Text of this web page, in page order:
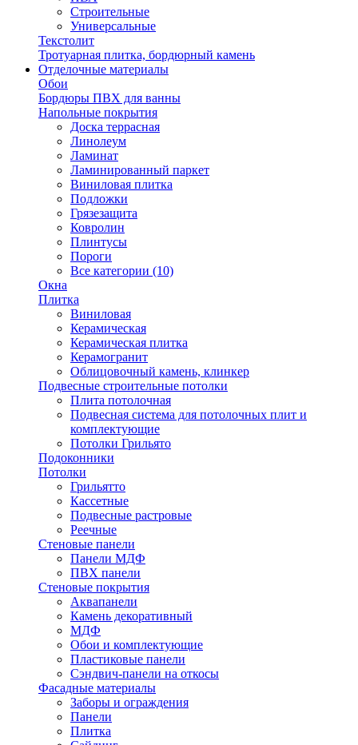
Строительные
Универсальные
Текстолит
Тротуарная плитка, бордюрный камень
Отделочные материалы
Обои
Бордюры ПВХ для ванны
Напольные покрытия
Доска террасная
Линолеум
Ламинат
Ламинированный паркет
Виниловая плитка
Подложки
Грязезащита
Ковролин
Плинтусы
Пороги
Все категории (10)
Окна
Плитка
Виниловая
Керамическая
Керамическая плитка
Керамогранит
Облицовочный камень, клинкер
Подвесные строительные потолки
Плита потолочная
Подвесная система для потолочных плит и
комплектующие
Потолки Грильято
Подоконники
Потолки
Грильятто
Кассетные
Подвесные растровые
Реечные
Стеновые панели
Панели МДФ
ПВХ панели
Стеновые покрытия
Аквапанели
Камень декоративный
МДФ
Обои и комплектующие
Пластиковые панели
Сэндвич-панели на откосы
Фасадные материалы
Заборы и ограждения
Панели
Плитка